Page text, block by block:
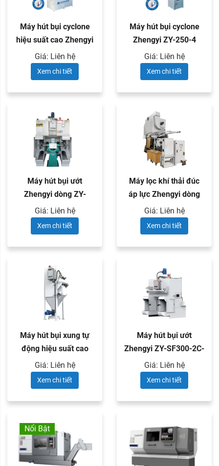
Máy hút bụi cyclone
hiệu suất cao Zhengyi
ZY-250-5
Giá: Liên hệ
Xem chi tiết
Máy hút bụi cyclone
Zhengyi ZY-250-4
Giá: Liên hệ
Xem chi tiết
Máy hút bụi ướt
Zhengyi dòng ZY-
SF300
Giá: Liên hệ
Xem chi tiết
Máy lọc khí thải đúc
áp lực Zhengyi dòng
ZY-JH
Giá: Liên hệ
Xem chi tiết
Máy hút bụi xung tự
động hiệu suất cao
Zhengyi ...
Giá: Liên hệ
Xem chi tiết
Máy hút bụi ướt
Zhengyi ZY-SF300-2C-
1
Giá: Liên hệ
Xem chi tiết
Nổi Bật